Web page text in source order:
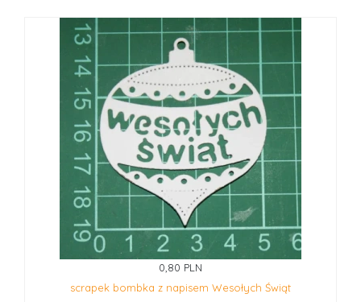
0,80 PLN
scrapek bombka z napisem Wesołych Świąt